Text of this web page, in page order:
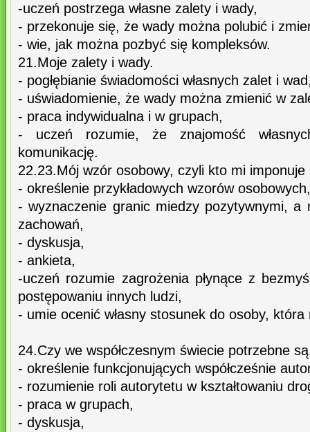
-uczeń postrzega własne zalety i wady,
- przekonuje się, że wady można polubić i
- wie, jak można pozbyć się kompleksów.
21.Moje zalety i wady.
- pogłębianie świadomości własnych zalet i
- uświadomienie, że wady można zmienić w
- praca indywidualna i w grupach,
- uczeń rozumie, że znajomość
komunikację.
22.23.Mój wzór osobowy, czyli kto mi imponuje
- określenie przykładowych wzorów osobowych,
- wyznaczenie granic miedzy pozytywnymi, a
zachowań,
- dyskusja,
- ankieta,
-uczeń rozumie zagrożenia płynące z
postępowaniu innych ludzi,
- umie ocenić własny stosunek do osoby,
24.Czy we współczesnym świecie potrzebne
- określenie funkcjonujących współcześnie
- rozumienie roli autorytetu w kształtowaniu
- praca w grupach,
- dyskusja,